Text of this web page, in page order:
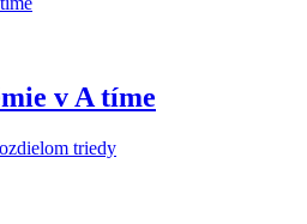
v A tíme